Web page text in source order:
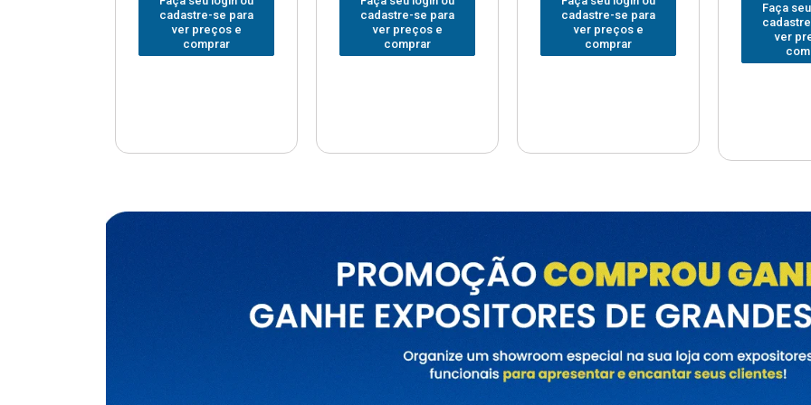
cadastre-se para
ver preços e
comprar
Faça seu login ou
cadastre-se para
ver preços e
comprar
cadastre-se para
ver preços e
comprar
ver